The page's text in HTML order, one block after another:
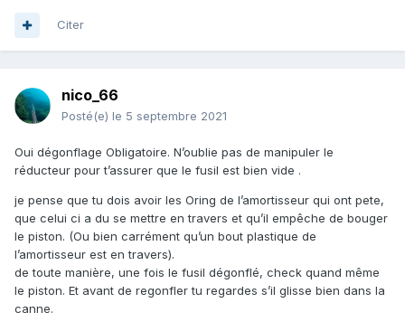
Citer
nico_66
Posté(e) le 5 septembre 2021
Oui dégonflage Obligatoire. N’oublie pas de manipuler le
réducteur pour t’assurer que le fusil est bien vide .
je pense que tu dois avoir les Oring de l’amortisseur qui ont pete,
que celui ci a du se mettre en travers et qu’il empêche de bouger
le piston. (Ou bien carrément qu’un bout plastique de
l’amortisseur est en travers).
de toute manière, une fois le fusil dégonflé, check quand même
le piston. Et avant de regonfler tu regardes s’il glisse bien dans la
canne.